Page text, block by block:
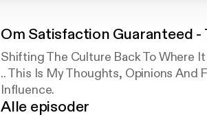
Om Satisfaction Guaranteed -
Shifting The Culture Back To Where
.. This Is My Thoughts, Opinions And
Influence.
Alle episoder